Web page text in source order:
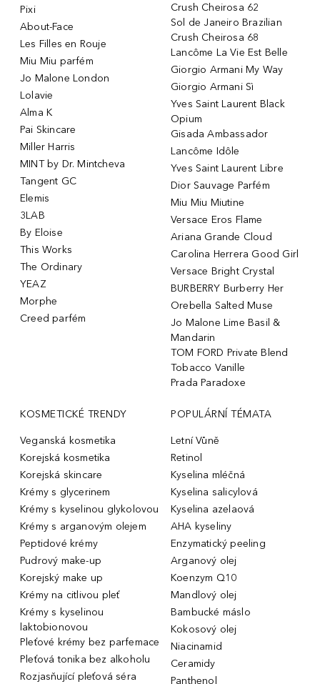
Pixi
About-Face
Les Filles en Rouje
Miu Miu parfém
Jo Malone London
Lolavie
Alma K
Pai Skincare
Miller Harris
MINT by Dr. Mintcheva
Tangent GC
Elemis
3LAB
By Eloise
This Works
The Ordinary
YEAZ
Morphe
Creed parfém
Crush Cheirosa 62
Sol de Janeiro Brazilian
Crush Cheirosa 68
Lancôme La Vie Est Belle
Giorgio Armani My Way
Giorgio Armani Sì
Yves Saint Laurent Black
Opium
Gisada Ambassador
Lancôme Idôle
Yves Saint Laurent Libre
Dior Sauvage Parfém
Miu Miu Miutine
Versace Eros Flame
Ariana Grande Cloud
Carolina Herrera Good Girl
Versace Bright Crystal
BURBERRY Burberry Her
Orebella Salted Muse
Jo Malone Lime Basil &
Mandarin
TOM FORD Private Blend
Tobacco Vanille
Prada Paradoxe
KOSMETICKÉ TRENDY
Veganská kosmetika
Korejská kosmetika
Korejská skincare
Krémy s glycerinem
Krémy s kyselinou glykolovou
Krémy s arganovým olejem
Peptidové krémy
Pudrový make-up
Korejský make up
Krémy na citlivou pleť
Krémy s kyselinou
laktobionovou
Pleťové krémy bez parfemace
Pleťová tonika bez alkoholu
Rozjasňující pleťová séra
POPULÁRNÍ TÉMATA
Letní Vůně
Retinol
Kyselina mléčná
Kyselina salicylová
Kyselina azelaová
AHA kyseliny
Enzymatický peeling
Arganový olej
Koenzym Q10
Mandlový olej
Bambucké máslo
Kokosový olej
Niacinamid
Ceramidy
Panthenol